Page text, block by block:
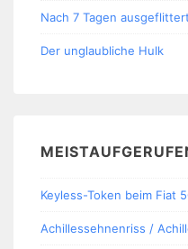
Nach 7 Tagen ausgeflittert
Der unglaubliche Hulk
Keyless-Token beim Fiat
Achillessehnenriss /